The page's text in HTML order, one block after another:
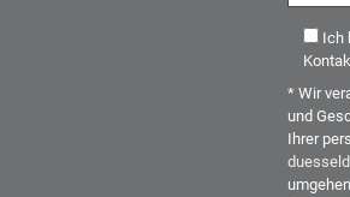
Ich
* Wir
und
Ihrer